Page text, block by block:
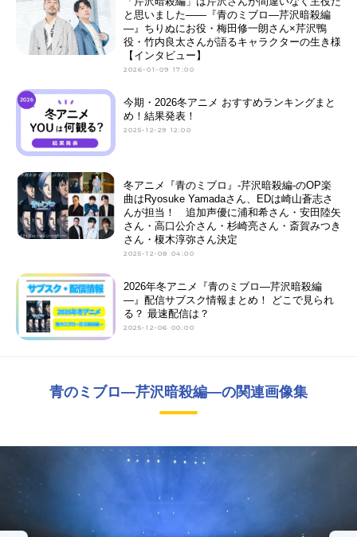
と思いました――『青のミブロ—芹沢暗殺編
—』ちりぬにお役・梅田修一朗さん×芹沢鴨
役・竹内良太さんが語るキャラクターの生き様
【インタビュー】
2026-01-09 17:00
今期・2026冬アニメ おすすめランキングまと
め！結果発表！
2025-12-29 12:00
冬アニメ『青のミブロ』-芹沢暗殺編-のOP楽
曲はRyosuke Yamadaさん、EDは崎山蒼志さ
んが担当！ 追加声優に浦和希さん・安田陸矢
さん・高口公介さん・杉崎亮さん・斎賀みつき
さん・榎木淳弥さん決定
2025-12-08 04:00
2026年冬アニメ『青のミブロ—芹沢暗殺編
—』配信サブスク情報まとめ！ どこで見られ
る？ 最速配信は？
2025-12-06 00:00
青のミブロ—芹沢暗殺編—の関連画像集